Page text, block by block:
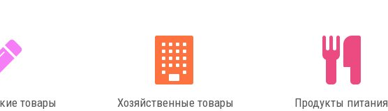
товары Хозяйственные товары Продукты питания